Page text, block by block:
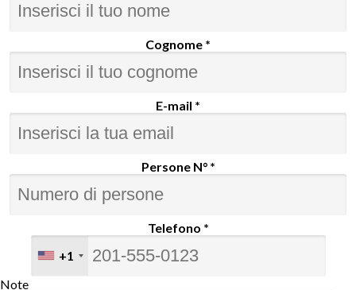
Cognome *
E-mail *
Persone N° *
Telefono *
+1
Note